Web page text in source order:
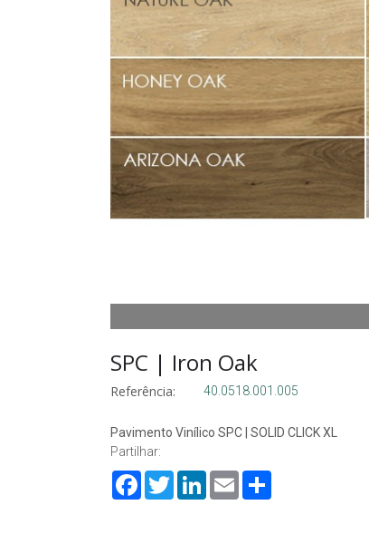
SPC | Iron Oak
Referência: 40.0518.001.005
Pavimento Vinílico SPC | SOLID CLICK XL
Partilhar:
FacebookTwitterLinkedInEmail Share